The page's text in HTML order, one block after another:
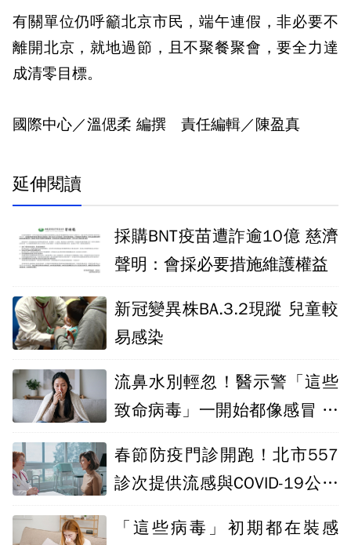
有關單位仍呼籲北京市民，端午連假，非必要不
離開北京，就地過節，且不聚餐聚會，要全力達
成清零目標。
國際中心／溫偲柔 編撰 責任編輯／陳盈真
延伸閱讀
採購BNT疫苗遭詐逾10億 慈濟
聲明：會採必要措施維護權益
新冠變異株BA.3.2現蹤 兒童較
易感染
流鼻水別輕忽！醫示警「這些
致命病毒」一開始都像感冒 關
春節防疫門診開跑！北市557
診次提供流感與COVID-19公費
「這些病毒」初期都在裝感